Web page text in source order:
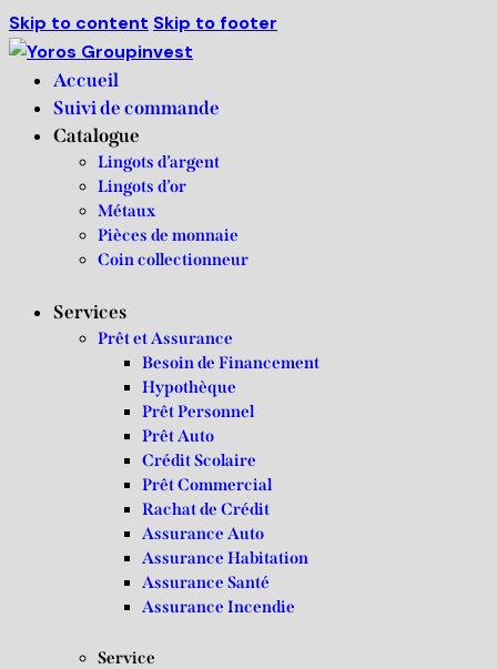
Skip to content Skip to footer
Accueil
Suivi de commande
Catalogue
Lingots d’argent
Lingots d’or
Métaux
Pièces de monnaie
Coin collectionneur
Services
Prêt et Assurance
Besoin de Financement
Hypothèque
Prêt Personnel
Prêt Auto
Crédit Scolaire
Prêt Commercial
Rachat de Crédit
Assurance Auto
Assurance Habitation
Assurance Santé
Assurance Incendie
Service
Livraison à partir de 500 €
de commande.